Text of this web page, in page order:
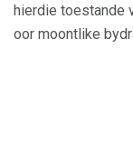
hierdie toestande
oor moontlike